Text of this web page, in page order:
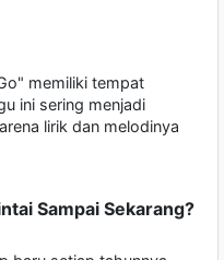
memiliki tempat
ini sering menjadi
lirik dan melodinya
Sampai Sekarang?